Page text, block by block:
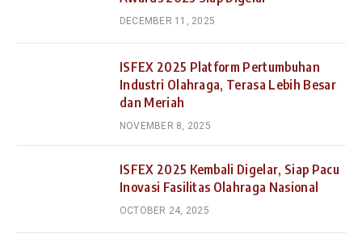
DECEMBER 11, 2025
ISFEX 2025 Platform Pertumbuhan
Industri Olahraga, Terasa Lebih Besar
dan Meriah
NOVEMBER 8, 2025
ISFEX 2025 Kembali Digelar, Siap Pacu
Inovasi Fasilitas Olahraga Nasional
OCTOBER 24, 2025